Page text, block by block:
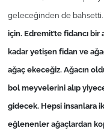
geleceğinden de bahsetti.
için. Edremit’te fidancı
kadar yetişen fidan ve
ağaç ekeceğiz. Ağacın
bol meyvelerini alıp
gidecek. Hepsi insanlara
eğlenenler ağaçlardan
Politika
Dış Haberler
Magazin